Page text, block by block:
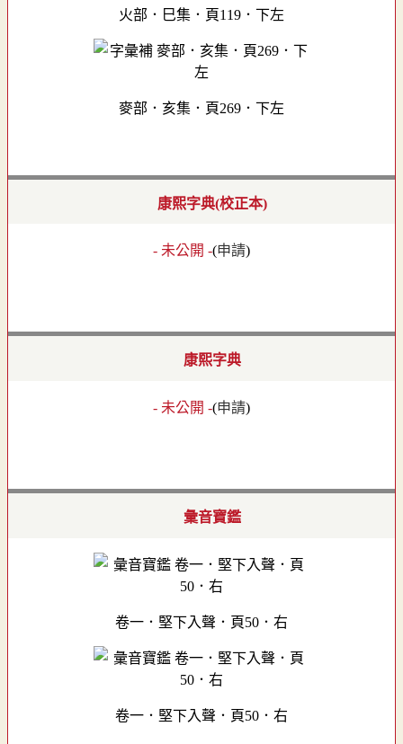
火部．巳集．頁119．下左
麥部．亥集．頁269．下左
康熙字典(校正本)
- 未公開 -(申請)
康熙字典
- 未公開 -(申請)
彙音寶鑑
卷一．堅下入聲．頁50．右
卷一．堅下入聲．頁50．右